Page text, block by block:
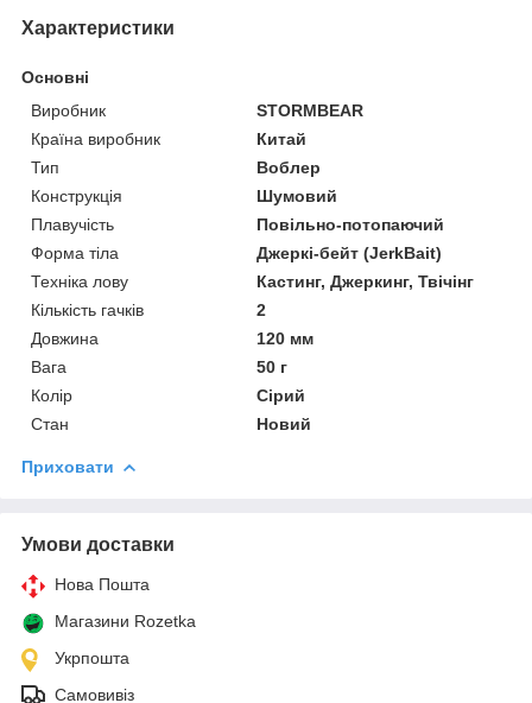
Характеристики
Основні
Виробник
STORMBEAR
Країна виробник
Китай
Тип
Воблер
Конструкція
Шумовий
Плавучість
Повільно-потопаючий
Форма тіла
Джеркі-бейт (JerkBait)
Техніка лову
Кастинг, Джеркинг, Твічінг
Кількість гачків
2
Довжина
120 мм
Вага
50 г
Колір
Сірий
Стан
Новий
Приховати
Умови доставки
Нова Пошта
Магазини Rozetka
Укрпошта
Самовивіз